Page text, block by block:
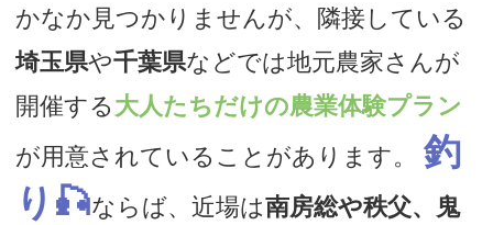
かなか見つかりませんが、隣接している
埼玉県や千葉県などでは地元農家さんが
開催する 大人たちだけの農業体験プラン
が用意されていることがあります。 釣
り🎣ならば、近場は南房総や秩父、鬼